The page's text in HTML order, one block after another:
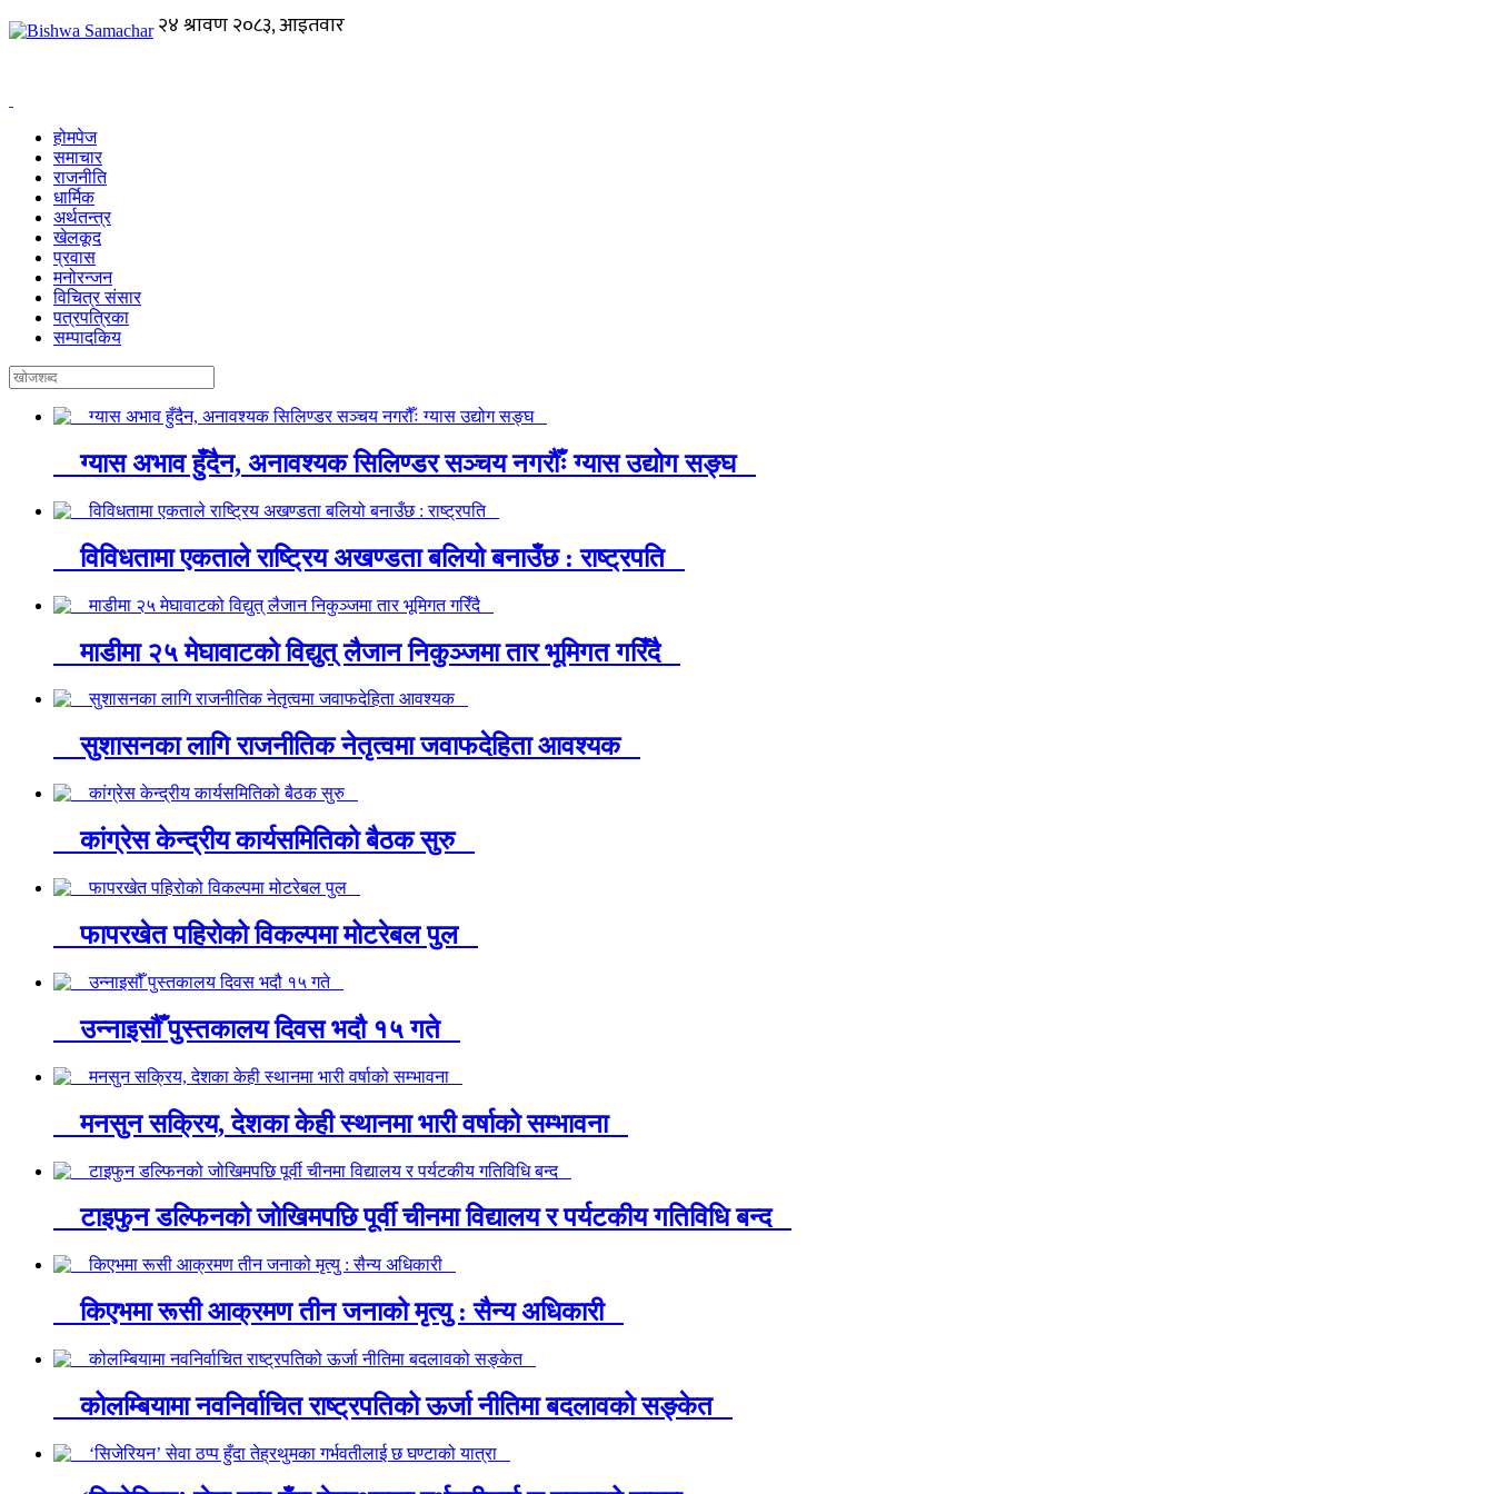
होमपेज
समाचार
राजनीति
धार्मिक
अर्थतन्त्र
खेलकूद
प्रवास
मनोरन्जन
विचित्र संसार
पत्रपत्रिका
सम्पादकिय
ग्यास अभाव हुँदैन, अनावश्यक सिलिण्डर सञ्चय नगरौँः ग्यास उद्योग सङ्घ
विविधतामा एकताले राष्ट्रिय अखण्डता बलियो बनाउँछ : राष्ट्रपति
माडीमा २५ मेघावाटको विद्युत् लैजान निकुञ्जमा तार भूमिगत गरिँदै
सुशासनका लागि राजनीतिक नेतृत्वमा जवाफदेहिता आवश्यक
कांग्रेस केन्द्रीय कार्यसमितिको बैठक सुरु
फापरखेत पहिरोको विकल्पमा मोटरेबल पुल
उन्नाइसौँ पुस्तकालय दिवस भदौ १५ गते
मनसुन सक्रिय, देशका केही स्थानमा भारी वर्षाको सम्भावना
टाइफुन डल्फिनको जोखिमपछि पूर्वी चीनमा विद्यालय र पर्यटकीय गतिविधि बन्द
किएभमा रूसी आक्रमण तीन जनाको मृत्यु : सैन्य अधिकारी
कोलम्बियामा नवनिर्वाचित राष्ट्रपतिको ऊर्जा नीतिमा बदलावको सङ्केत